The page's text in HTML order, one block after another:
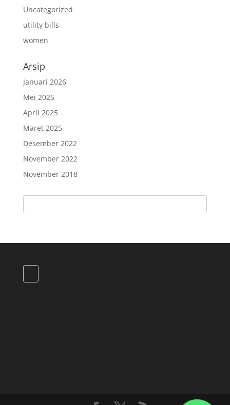
Uncategorized
utility bills
women
Arsip
Januari 2026
Mei 2025
April 2025
Maret 2025
Desember 2022
November 2022
November 2018